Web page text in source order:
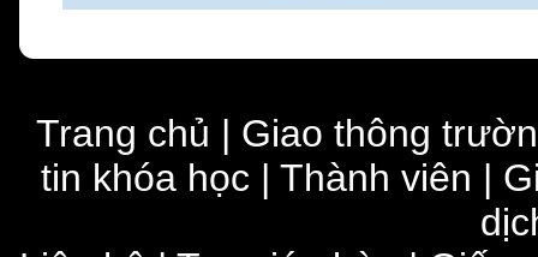
Trang chủ | Giao thông
tin khóa học | Thành viên |